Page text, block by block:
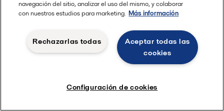
Pensando en el futuro – Artículos técnicos y documentos
especializados sobre equipos higiénicos
navegación del sitio, analizar el uso del mismo, y colaborar
con nuestros estudios para marketing. Más información
Aceptar todas las
cookies
Rechazarlas todas
Configuración de cookies